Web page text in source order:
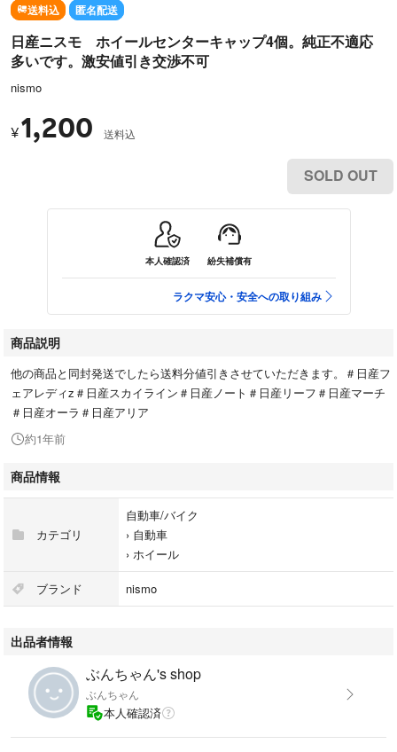
送料込 匿名配送
日産ニスモ ホイールセンターキャップ4個。純正不適応
多いです。激安値引き交渉不可
nismo
¥1,200 送料込
SOLD OUT
本人確認済 紛失補償有
ラクマ安心・安全への取り組み
商品説明
他の商品と同封発送でしたら送料分値引きさせていただきます。＃日産フ
ェアレディz＃日産スカイライン＃日産ノート＃日産リーフ＃日産マーチ
＃日産オーラ＃日産アリア
約1年前
商品情報
カテゴリ
自動車/バイク
› 自動車
› ホイール
ブランド nismo
出品者情報
ぶんちゃん's shop
ぶんちゃん
本人確認済